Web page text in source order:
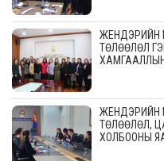
ЖЕНДЭРИЙН
ТӨЛӨӨЛӨЛ
ЖЕНДЭРИЙН
ТӨЛӨӨЛӨЛ,
ХОЛБООНЫ